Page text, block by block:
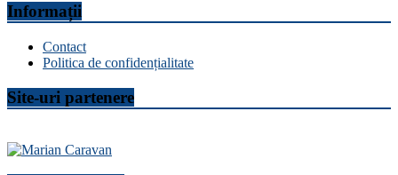
Informații
Contact
Politica de confidențialitate
Site-uri partenere